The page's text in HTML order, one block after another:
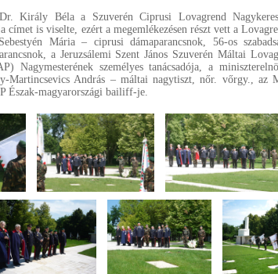
Király Béla a Szuverén Ciprusi Lovagrend
címet is viselte, ezért a megemlékezésen részt vett a
Mária – ciprusi dámaparancsnok, 56-os
a Jeruzsálemi Szent János Szuverén Máltai
Nagymesterének személyes tanácsadója, a
Martincsevics András – máltai nagytiszt, nőr. vőrgy., az
Észak-magyarországi bailiff-je.